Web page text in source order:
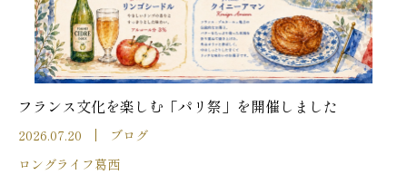
フランス文化を楽しむ「パリ祭」を開催しました
2026.07.20
ブログ
ロングライフ葛西